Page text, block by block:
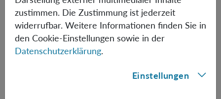
the Radium Institute in interwar
Vienna
By Prof. Dr. Maria Rentetzi, TU Berlin
zustimmen. Die Zustimmung ist jederzeit
widerrufbar. Weitere Informationen finden Sie in
den Cookie-Einstellungen sowie in der
Datenschutzerklärung.
Einstellungen